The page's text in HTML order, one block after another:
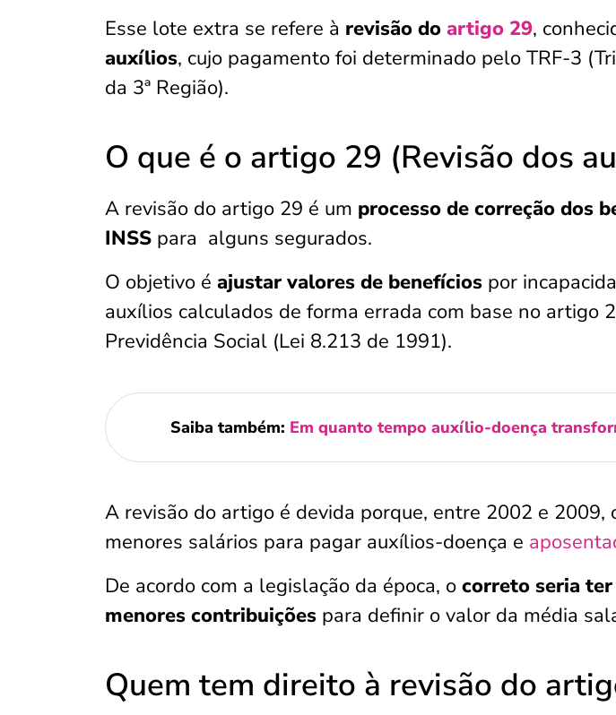
Esse lote extra se refere à revisão do artigo 29,
auxílios, cujo pagamento foi determinado pelo TRF-3
da 3ª Região).
O que é o artigo 29 (Revisão dos
A revisão do artigo 29 é um processo de correção dos
INSS para alguns segurados.
O objetivo é ajustar valores de benefícios por
auxílios calculados de forma errada com base no artigo
Previdência Social (Lei 8.213 de 1991).
Saiba também: Em quanto tempo auxílio-doença
A revisão do artigo é devida porque, entre 2002 e 2009,
menores salários para pagar auxílios-doença e
De acordo com a legislação da época, o correto seria
menores contribuições para definir o valor da média
Quem tem direito à revisão do